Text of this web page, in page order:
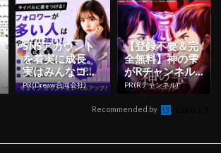
SNSアカウント
を着実に成長。
実はみんなココ
使ってます。
PR(Dreaw合同会社)
【登録不要＆完
全無料】神の雫
がRチャンネル
で見放題
PR(Rチャンネル)
Recommended by